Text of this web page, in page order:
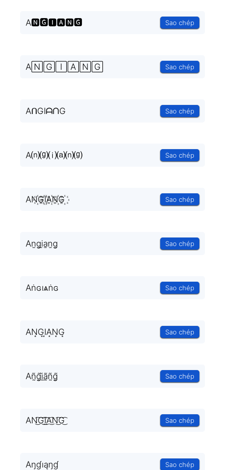
A🅽🅶🅸🅰🅽🅶 Sao chép
A🄽🄶🄸🄰🄽🄶 Sao chép
AᑎGIᗩᑎG Sao chép
A⒩⒢⒤⒜⒩⒢ Sao chép
AN꙰G꙰I꙰A꙰N꙰G꙰ Sao chép
An̫g̫i̫a̫n̫g̫ Sao chép
Aṅɢıѧṅɢ Sao chép
AN͙G͙I͙A͙N͙G͙ Sao chép
Añ̰g̰̃ḭ̃ã̰ñ̰g̰̃ Sao chép
AN͜͡G͜͡I͜͡A͜͡N͜͡G͜͡ Sao chép
Aŋɠıąŋɠ Sao chép